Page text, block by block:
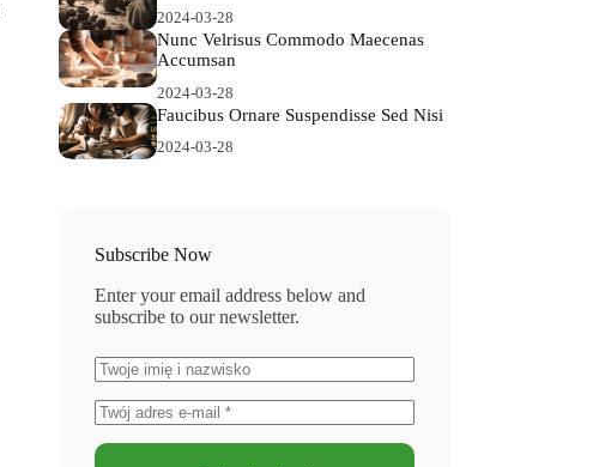
2024-03-28
Nunc Velrisus Commodo Maecenas
Accumsan
2024-03-28
Faucibus Ornare Suspendisse Sed Nisi
2024-03-28
Subscribe Now
Enter your email address below and
subscribe to our newsletter.